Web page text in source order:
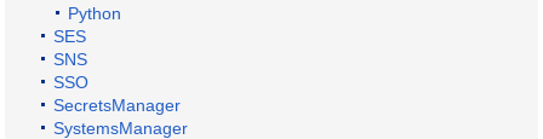
Python
SES
SNS
SSO
SecretsManager
SystemsManager